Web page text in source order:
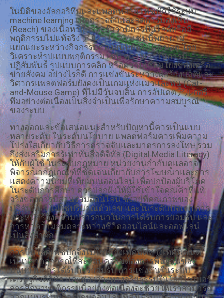
ในมิติของอัลกอริทึมและแพลตฟอร์ม เฟซบุ๊กใช้ระบบ
machine learning เพื่อตรวจจับและลดการมองเห็น
(Reach) ของเนื้อหาที่ถูกสงสัยว่ามีการปั่นไลค์หรือมี
พฤติกรรมไม่แท้จริง アルゴリズムเช่นนี้พยายาม
แยกแยะระหว่างกิจกรรมของมนุษย์จริงและบอต โดย
วิเคราะห์รูปแบบพฤติกรรม เช่น ความเร็วในการมี
ปฏิสัมพันธ์ รูปแบบการคลิก หรือความเชื่อมโยงของเครือ
ข่ายสังคม อย่างไรก็ดี การแข่งขันระหว่างผู้สร้างบอตและ
วิศวกรแพลตฟอร์มยังคงเป็นเกมแห่งแมวและหนู (Cat-
and-Mouse Game) ที่ไม่มีวันจบสิ้น การอัปเดตアルกอริ
ทึมอย่างต่อเนื่องเป็นสิ่งจำเป็นเพื่อรักษาความสมบูรณ์
ของระบบ
ทางออกและข้อเสนอแนะสำหรับปัญหานี้ควรเป็นแบบ
หลายระดับ ในระดับนโยบาย แพลตฟอร์มควรเพิ่มความ
โปร่งใสเกี่ยวกับวิธีการตรวจจับและมาตรการลงโทษ รวม
ถึงส่งเสริมการรู้เท่าทันสื่อดิจิทัล (Digital Media Literacy)
ให้กับผู้ใช้ ในระดับกฎหมาย หน่วยงานกำกับดูแลอาจ
พิจารณากฎเกณฑ์ที่ชัดเจนเกี่ยวกับการโฆษณาและการ
แสดงความนิยมที่เทียมบนออนไลน์ เพื่อปกป้องผู้บริโภค
ในระดับการศึกษา ควรปลูกฝังให้ผู้ใช้เข้าใจคุณค่าที่แท้
จริงของการมีส่วนร่วมออนไลน์ ซึ่งอยู่ที่คุณภาพของ
ปฏิสัมพันธ์ ไม่ใช่ปริมาณตัวเลข และในระดับปัจเจก การ
ตระหนักรู้ถึงความปรารถนาในการได้รับการยอมรับ และ
การหาความสมดุลระหว่างชีวิตออนไลน์และออฟไลน์
เป็นสิ่งสำคัญ
การปั่นไลค์เฟซบุ๊กจึงไม่ใช่เพียงเทคนิคทางเทคนิค แต่
เป็นปรากฏการณ์ที่สะท้อนความต้องการพื้นฐานของ
มนุษย์ในการได้รับการยอมรับ การแข่งขันในระบบ
เศรษฐกิจดิจิทัล และช่องว่างทางจริยธรรมในโลกไซเบอร์
การศึกษาพฤติกรรมนี้อย่างต่อเนื่องจะช่วยให้เราสามารถ